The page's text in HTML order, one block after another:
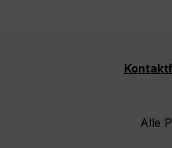
Alle